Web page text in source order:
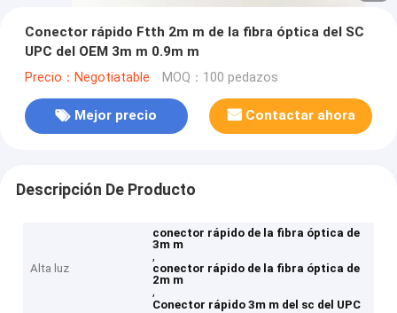
Conector rápido Ftth 2m m de la fibra óptica del SC
UPC del OEM 3m m 0.9m m
Precio：Negotiatable MOQ：100 pedazos
Mejor precio Contactar ahora
Descripción De Producto
Alta luz
conector rápido de la fibra óptica de
3m m
,
conector rápido de la fibra óptica de
2m m
,
Conector rápido 3m m del sc del UPC